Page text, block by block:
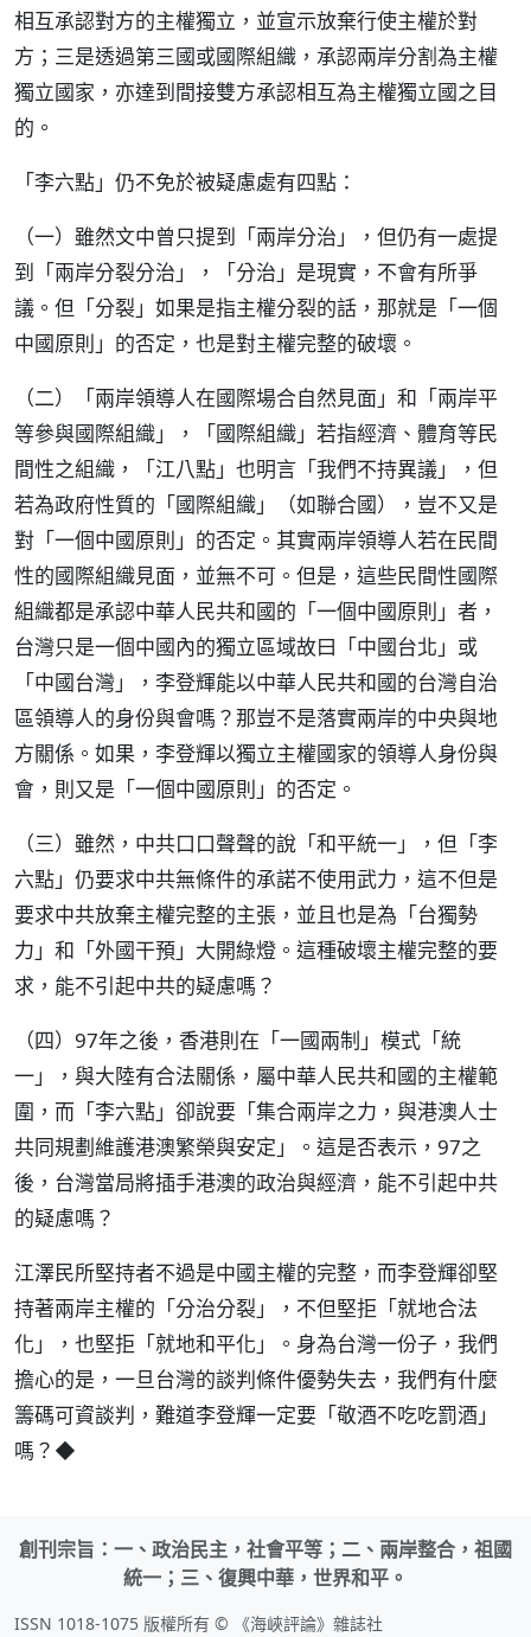
相互承認對方的主權獨立，並宣示放棄行使主權於對
方；三是透過第三國或國際組織，承認兩岸分割為主權
獨立國家，亦達到間接雙方承認相互為主權獨立國之目
的。
「李六點」仍不免於被疑慮處有四點：
（一）雖然文中曾只提到「兩岸分治」，但仍有一處提
到「兩岸分裂分治」，「分治」是現實，不會有所爭
議。但「分裂」如果是指主權分裂的話，那就是「一個
中國原則」的否定，也是對主權完整的破壞。
（二）「兩岸領導人在國際場合自然見面」和「兩岸平
等參與國際組織」，「國際組織」若指經濟、體育等民
間性之組織，「江八點」也明言「我們不持異議」，但
若為政府性質的「國際組織」（如聯合國），豈不又是
對「一個中國原則」的否定。其實兩岸領導人若在民間
性的國際組織見面，並無不可。但是，這些民間性國際
組織都是承認中華人民共和國的「一個中國原則」者，
台灣只是一個中國內的獨立區域故曰「中國台北」或
「中國台灣」，李登輝能以中華人民共和國的台灣自治
區領導人的身份與會嗎？那豈不是落實兩岸的中央與地
方關係。如果，李登輝以獨立主權國家的領導人身份與
會，則又是「一個中國原則」的否定。
（三）雖然，中共口口聲聲的說「和平統一」，但「李
六點」仍要求中共無條件的承諾不使用武力，這不但是
要求中共放棄主權完整的主張，並且也是為「台獨勢
力」和「外國干預」大開綠燈。這種破壞主權完整的要
求，能不引起中共的疑慮嗎？
（四）97年之後，香港則在「一國兩制」模式「統
一」，與大陸有合法關係，屬中華人民共和國的主權範
圍，而「李六點」卻說要「集合兩岸之力，與港澳人士
共同規劃維護港澳繁榮與安定」。這是否表示，97之
後，台灣當局將插手港澳的政治與經濟，能不引起中共
的疑慮嗎？
江澤民所堅持者不過是中國主權的完整，而李登輝卻堅
持著兩岸主權的「分治分裂」，不但堅拒「就地合法
化」，也堅拒「就地和平化」。身為台灣一份子，我們
擔心的是，一旦台灣的談判條件優勢失去，我們有什麼
籌碼可資談判，難道李登輝一定要「敬酒不吃吃罰酒」
嗎？◆
創刊宗旨：一、政治民主，社會平等；二、兩岸整合，祖國
統一；三、復興中華，世界和平。
ISSN 1018-1075 版權所有 © 《海峽評論》雜誌社